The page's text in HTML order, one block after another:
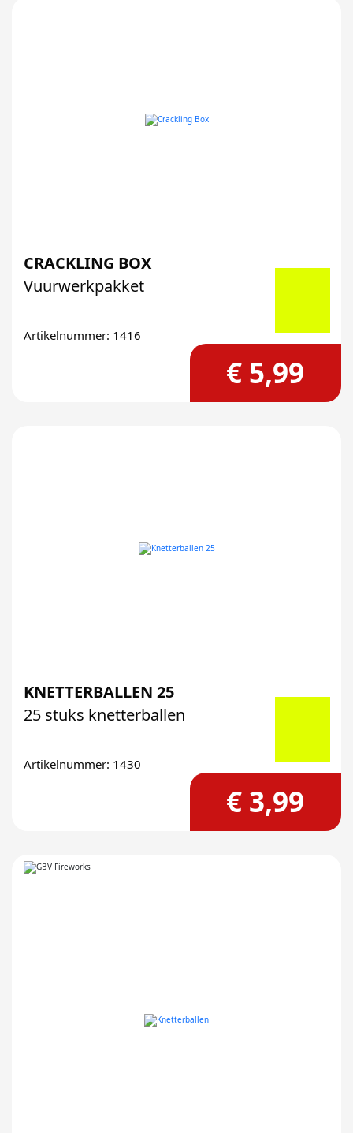
CRACKLING BOX
Vuurwerkpakket
Artikelnummer: 1416
€ 5,99
KNETTERBALLEN 25
25 stuks knetterballen
Artikelnummer: 1430
€ 3,99